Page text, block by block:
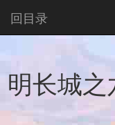
回目录
明长城